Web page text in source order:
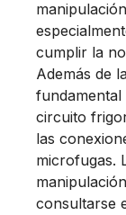
cumplir la
Además de
fundamental
circuito
las
microfugas.
consultarse